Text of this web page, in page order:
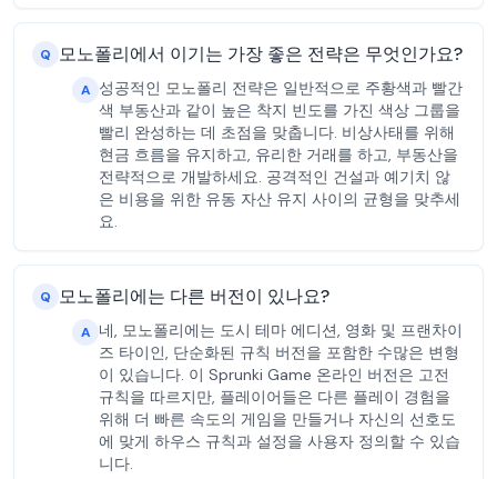
Q 모노폴리에서 이기는 가장 좋은 전략은 무엇인가요?
A 성공적인 모노폴리 전략은 일반적으로 주황색과 빨간
색 부동산과 같이 높은 착지 빈도를 가진 색상 그룹을
빨리 완성하는 데 초점을 맞춥니다. 비상사태를 위해
현금 흐름을 유지하고, 유리한 거래를 하고, 부동산을
전략적으로 개발하세요. 공격적인 건설과 예기치 않
은 비용을 위한 유동 자산 유지 사이의 균형을 맞추세
요.
Q 모노폴리에는 다른 버전이 있나요?
A 네, 모노폴리에는 도시 테마 에디션, 영화 및 프랜차이
즈 타이인, 단순화된 규칙 버전을 포함한 수많은 변형
이 있습니다. 이 Sprunki Game 온라인 버전은 고전
규칙을 따르지만, 플레이어들은 다른 플레이 경험을
위해 더 빠른 속도의 게임을 만들거나 자신의 선호도
에 맞게 하우스 규칙과 설정을 사용자 정의할 수 있습
니다.